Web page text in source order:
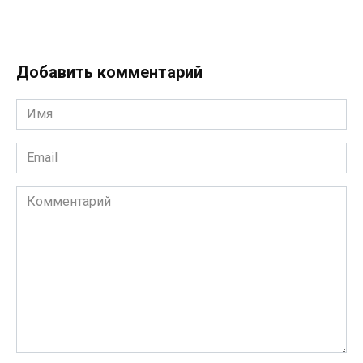
Добавить комментарий
Имя
*
Email
*
Комментарий